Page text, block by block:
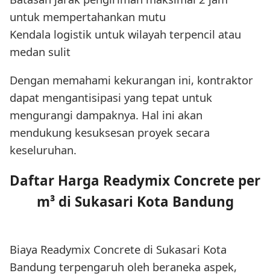
untuk mempertahankan mutu
Kendala logistik untuk wilayah terpencil atau
medan sulit
Dengan memahami kekurangan ini, kontraktor
dapat mengantisipasi yang tepat untuk
mengurangi dampaknya. Hal ini akan
mendukung kesuksesan proyek secara
keseluruhan.
Daftar Harga Readymix Concrete per
m³ di Sukasari Kota Bandung
Biaya Readymix Concrete di Sukasari Kota
Bandung terpengaruh oleh beraneka aspek,